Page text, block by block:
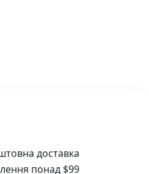
нічого спільного.
має жагу до
доставка
понад $99